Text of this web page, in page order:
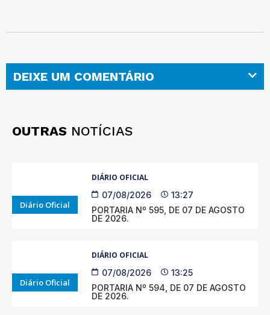
DEIXE UM COMENTÁRIO
OUTRAS NOTÍCIAS
Diário Oficial
DIÁRIO OFICIAL
07/08/2026
13:27
PORTARIA Nº 595, DE 07 DE AGOSTO
DE 2026.
Diário Oficial
DIÁRIO OFICIAL
07/08/2026
13:25
PORTARIA Nº 594, DE 07 DE AGOSTO
DE 2026.